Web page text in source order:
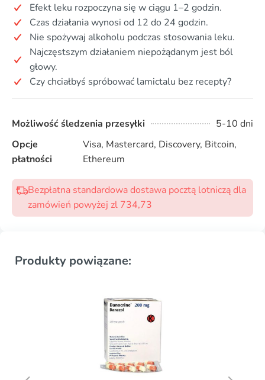
Efekt leku rozpoczyna się w ciągu 1–2 godzin.
Czas działania wynosi od 12 do 24 godzin.
Nie spożywaj alkoholu podczas stosowania leku.
Najczęstszym działaniem niepożądanym jest ból
głowy.
Czy chciałbyś spróbować lamictalu bez recepty?
Możliwość śledzenia przesyłki
5-10 dni
Opcje
płatności
Visa, Mastercard, Discovery, Bitcoin,
Ethereum
Bezpłatna standardowa dostawa pocztą lotniczą dla
zamówień powyżej zl 734,73
Produkty powiązane: